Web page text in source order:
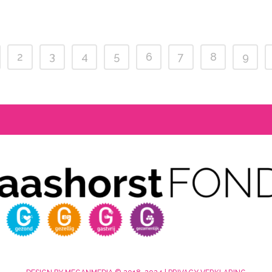
2 3 4 5 6 7 8 9